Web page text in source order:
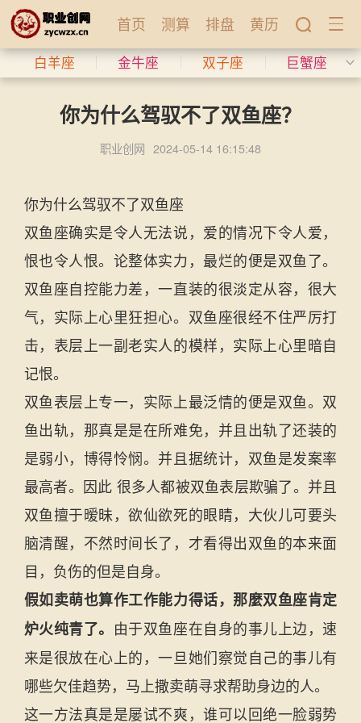
首页 测算 排盘 黄历
白羊座 金牛座 双子座 巨蟹座
你为什么驾驭不了双鱼座？
职业创网 2024-05-14 16:15:48
你为什么驾驭不了双鱼座
双鱼座确实是令人无法说，爱的情况下令人爱，
恨也令人恨。论整体实力，最烂的便是双鱼了。
双鱼座自控能力差，一直装的很淡定从容，很大
气，实际上心里狂担心。双鱼座很经不住严厉打
击，表层上一副老实人的模样，实际上心里暗自
记恨。
双鱼表层上专一，实际上最泛情的便是双鱼。双
鱼出轨，那真是是在所难免，并且出轨了还装的
是弱小，博得怜悯。并且据统计，双鱼是发案率
最高者。因此 很多人都被双鱼表层欺骗了。并且
双鱼擅于暧昧，欲仙欲死的眼睛，大伙儿可要头
脑清醒，不然时间长了，才看得出双鱼的本来面
目，负伤的但是自身。
假如卖萌也算作工作能力得话，那麼双鱼座肯定
炉火纯青了。 由于双鱼座在自身的事儿上边，速
来是很放在心上的，一旦她们察觉自己的事儿有
哪些欠佳趋势，马上撒卖萌寻求帮助身边的人。
这一方法真是是屡试不爽，谁可以回绝一脸弱势